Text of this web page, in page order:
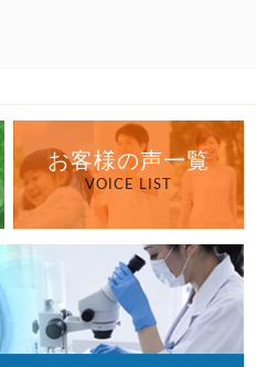
お客様の声一覧
VOICE LIST